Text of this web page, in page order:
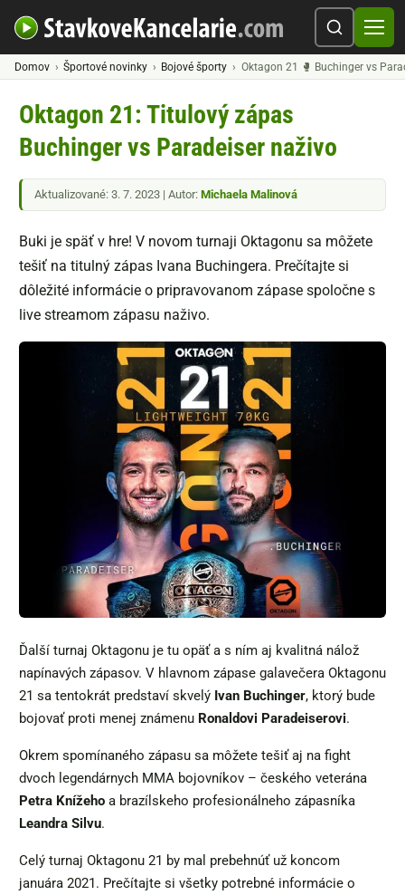
Domov Športové novinky Bojové športy Oktagon 21 🥊 Buchinger vs
Oktagon 21: Titulový zápas
Buchinger vs Paradeiser naživo
Aktualizované: 3. 7. 2023 | Autor: Michaela Malinová
Buki je späť v hre! V novom turnaji Oktagonu sa môžete
tešiť na titulný zápas Ivana Buchingera. Prečítajte si
dôležité informácie o pripravovanom zápase spoločne s
live streamom zápasu naživo.
Ďalší turnaj Oktagonu je tu opäť a s ním aj kvalitná nálož
napínavých zápasov. V hlavnom zápase galavečera Oktagonu
21 sa tentokrát predstaví skvelý Ivan Buchinger, ktorý bude
bojovať proti menej známenu Ronaldovi Paradeiserovi.
Okrem spomínaného zápasu sa môžete tešiť aj na fight
dvoch legendárnych MMA bojovníkov – českého veterána
Petra Knížeho a brazílskeho profesionálneho zápasníka
Leandra Silvu.
Celý turnaj Oktagonu 21 by mal prebehnúť už koncom
januára 2021. Prečítajte si všetky potrebné informácie o